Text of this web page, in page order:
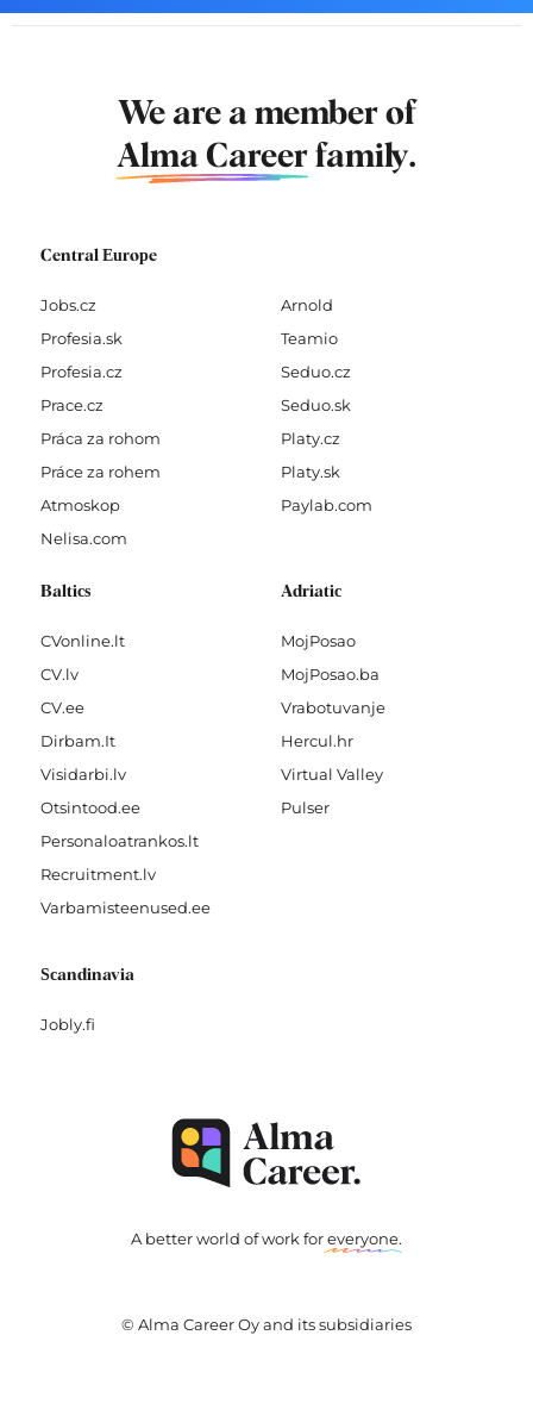
We are a member of
Alma Career family.
Central Europe
Jobs.cz
Profesia.sk
Profesia.cz
Prace.cz
Práca za rohom
Práce za rohem
Atmoskop
Nelisa.com
Arnold
Teamio
Seduo.cz
Seduo.sk
Platy.cz
Platy.sk
Paylab.com
Baltics
CVonline.lt
CV.lv
CV.ee
Dirbam.It
Visidarbi.lv
Otsintood.ee
Personaloatrankos.lt
Recruitment.lv
Varbamisteenused.ee
Adriatic
MojPosao
MojPosao.ba
Vrabotuvanje
Hercul.hr
Virtual Valley
Pulser
Scandinavia
Jobly.fi
A better world of work foreveryone.
© Alma Career Oy and its subsidiaries